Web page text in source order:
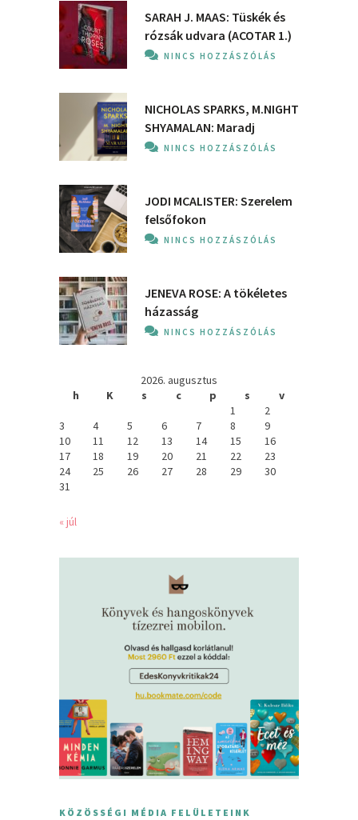
SARAH J. MAAS: Tüskék és
rózsák udvara (ACOTAR 1.)
NINCS HOZZÁSZÓLÁS
NICHOLAS SPARKS, M.NIGHT
SHYAMALAN: Maradj
NINCS HOZZÁSZÓLÁS
JODI MCALISTER: Szerelem
felsőfokon
NINCS HOZZÁSZÓLÁS
JENEVA ROSE: A ​tökéletes
házasság
NINCS HOZZÁSZÓLÁS
2026. augusztus
h
K s c p s
v
1
2
3
4 5 6 7 8
9
10
11 12 13 14 15
16
17
18 19 20 21 22
23
24
25 26 27 28 29
30
31
« júl
KÖZÖSSÉGI MÉDIA FELÜLETEINK